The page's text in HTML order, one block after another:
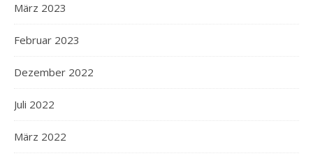
März 2023
Februar 2023
Dezember 2022
Juli 2022
März 2022